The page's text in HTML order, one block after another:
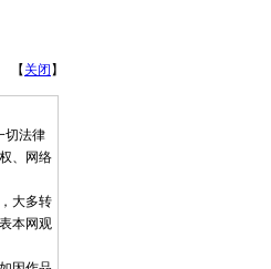
【 关闭 】
切法律
、网络
大多转
本网观